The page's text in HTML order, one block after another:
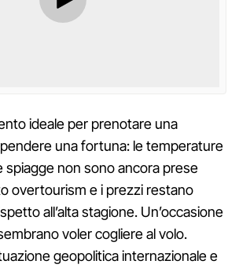
ideale per prenotare una
una fortuna: le temperature
spiagge non sono ancora prese
overtourism e i prezzi restano
all’alta stagione. Un’occasione
voler cogliere al volo.
geopolitica internazionale e